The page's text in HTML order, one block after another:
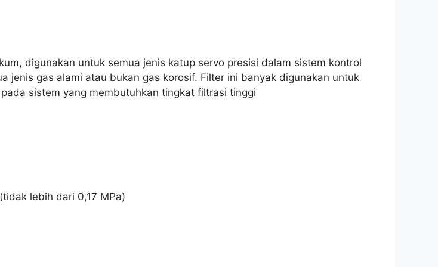
digunakan untuk semua jenis katup servo presisi dalam sistem kontrol
jenis gas alami atau bukan gas korosif. Filter ini banyak digunakan untuk
sistem yang membutuhkan tingkat filtrasi tinggi
lebih dari 0,17 MPa)